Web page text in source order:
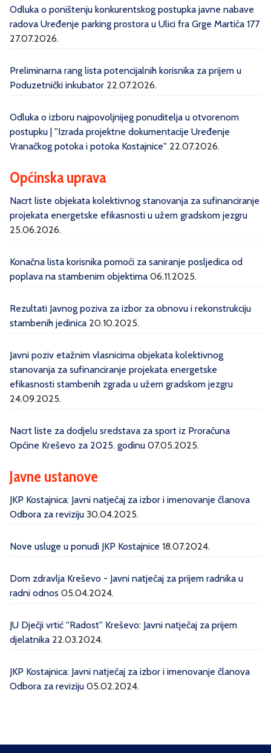
Odluka o poništenju konkurentskog postupka javne nabave
radova Uređenje parking prostora u Ulici fra Grge Martića 177
27.07.2026.
Preliminarna rang lista potencijalnih korisnika za prijem u
Poduzetnički inkubator 22.07.2026.
Odluka o izboru najpovoljnijeg ponuditelja u otvorenom
postupku | ''Izrada projektne dokumentacije Uređenje
Vranačkog potoka i potoka Kostajnice'' 22.07.2026.
Općinska uprava
Nacrt liste objekata kolektivnog stanovanja za sufinanciranje
projekata energetske efikasnosti u užem gradskom jezgru
25.06.2026.
Konačna lista korisnika pomoći za saniranje posljedica od
poplava na stambenim objektima 06.11.2025.
Rezultati Javnog poziva za izbor za obnovu i rekonstrukciju
stambenih jedinica 20.10.2025.
Javni poziv etažnim vlasnicima objekata kolektivnog
stanovanja za sufinanciranje projekata energetske
efikasnosti stambenih zgrada u užem gradskom jezgru
24.09.2025.
Nacrt liste za dodjelu sredstava za sport iz Proračuna
Općine Kreševo za 2025. godinu 07.05.2025.
Javne ustanove
JKP Kostajnica: Javni natječaj za izbor i imenovanje članova
Odbora za reviziju 30.04.2025.
Nove usluge u ponudi JKP Kostajnice 18.07.2024.
Dom zdravlja Kreševo - Javni natječaj za prijem radnika u
radni odnos 05.04.2024.
JU Dječji vrtić ''Radost'' Kreševo: Javni natječaj za prijem
djelatnika 22.03.2024.
JKP Kostajnica: Javni natječaj za izbor i imenovanje članova
Odbora za reviziju 05.02.2024.